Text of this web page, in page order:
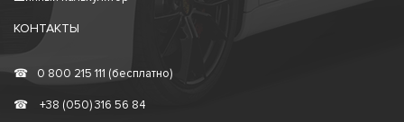
КОНТАКТЫ
☎ 0 800 215 111 (бесплатно)
☎ +38 (050) 316 56 84